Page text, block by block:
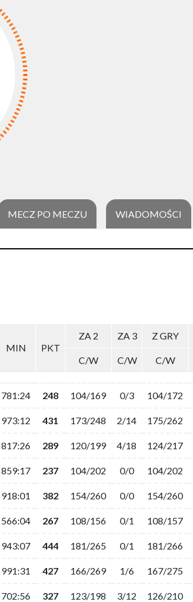
MECZ PO MECZU WIADOMOŚCI
MIN PKT
ZA 2 ZA 3 Z GRY
C/W
C/W C/W
781:24 248 104/169 0/3 104/172
973:12 431 173/248 2/14 175/262
817:26 289 120/199 4/18 124/217
859:17 237 104/202 0/0 104/202
918:01 382 154/260 0/0 154/260
566:04 267 108/156 0/1 108/157
943:07 444 181/265 0/1 181/266
991:31 427 166/269 1/6 167/275
702:56 327 123/198 3/12 126/210